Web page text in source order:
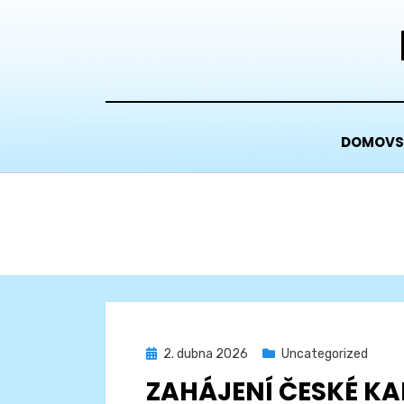
Zveřejněno
2. dubna 2026 Uncategorized
ZAHÁJENÍ ČESKÉ